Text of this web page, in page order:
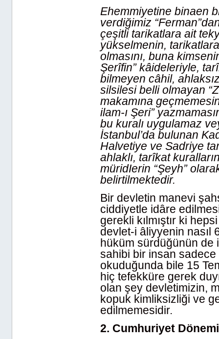
Ehemmiyetine binaen
verdiğimiz
çeşitli tarikatlara ait
yükselmenin,
olmasını, buna
Şerîfin” kâideleriyle,
bilmeyen câhil,
silsilesi belli olmayan
makamına
ilam-ı Şeri”
bu kuralı uygulamaz
İstanbul’da bulunan
Halvetiye ve Sadriye
ahlaklı, tarîkat
müridIerin “Şeyh”
belirtilmektedir.
Bir devletin manevi
ciddiyetle idâre
gerekli kılmıştır ki
devlet-i âliyyenin nasıl
hüküm sürdüğünün de
sahibi bir insan sadece
okuduğunda bile 15
hiç tefekküre gerek
olan şey devletimizin,
kopuk kimliksizliği ve
edilmemesidir.
2. Cumhuriyet Dönemi